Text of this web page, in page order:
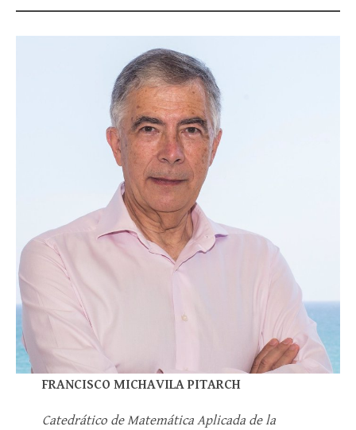
FRANCISCO MICHAVILA PITARCH
Catedrático de Matemática Aplicada de la